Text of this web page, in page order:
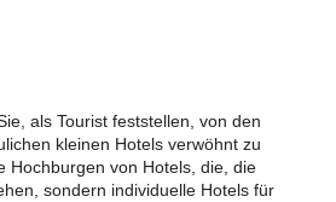
als Tourist feststellen, von den
kleinen Hotels verwöhnt zu
Hochburgen von Hotels, die, die
sondern individuelle Hotels für